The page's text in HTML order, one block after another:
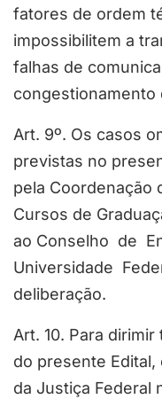
fatores de ordem
impossibilitem a
falhas de
congestionamento
Art. 9º. Os casos
previstas no
pela Coordenação
Cursos de
ao Conselho de
Universidade
deliberação.
Art. 10. Para
do presente
da Justiça Federal